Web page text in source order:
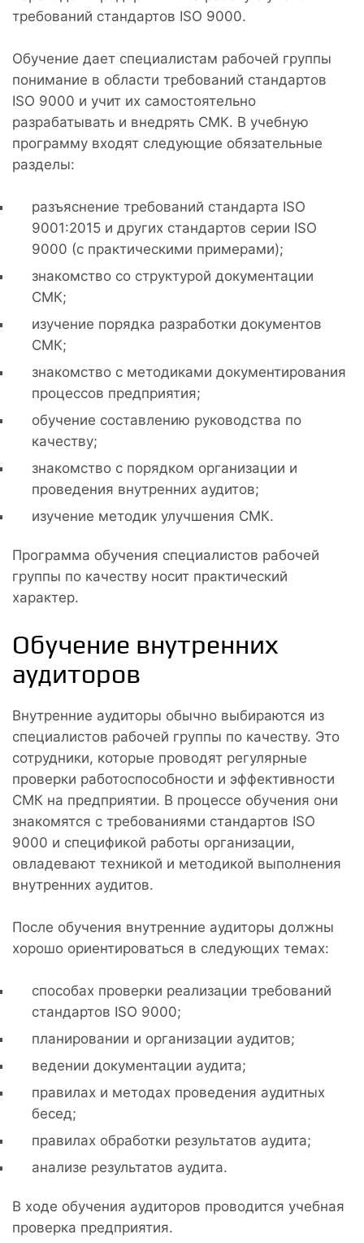
требований стандартов ISO 9000.
Обучение дает специалистам рабочей группы
понимание в области требований стандартов
ISO 9000 и учит их самостоятельно
разрабатывать и внедрять СМК. В учебную
программу входят следующие обязательные
разделы:
разъяснение требований стандарта ISO
9001:2015 и других стандартов серии ISO
9000 (с практическими примерами);
знакомство со структурой документации
СМК;
изучение порядка разработки документов
СМК;
знакомство с методиками документирования
процессов предприятия;
обучение составлению руководства по
качеству;
знакомство с порядком организации и
проведения внутренних аудитов;
изучение методик улучшения СМК.
Программа обучения специалистов рабочей
группы по качеству носит практический
характер.
Обучение внутренних
аудиторов
Внутренние аудиторы обычно выбираются из
специалистов рабочей группы по качеству. Это
сотрудники, которые проводят регулярные
проверки работоспособности и эффективности
СМК на предприятии. В процессе обучения они
знакомятся с требованиями стандартов ISO
9000 и спецификой работы организации,
овладевают техникой и методикой выполнения
внутренних аудитов.
После обучения внутренние аудиторы должны
хорошо ориентироваться в следующих темах:
способах проверки реализации требований
стандартов ISO 9000;
планировании и организации аудитов;
ведении документации аудита;
правилах и методах проведения аудитных
бесед;
правилах обработки результатов аудита;
анализе результатов аудита.
В ходе обучения аудиторов проводится учебная
проверка предприятия.